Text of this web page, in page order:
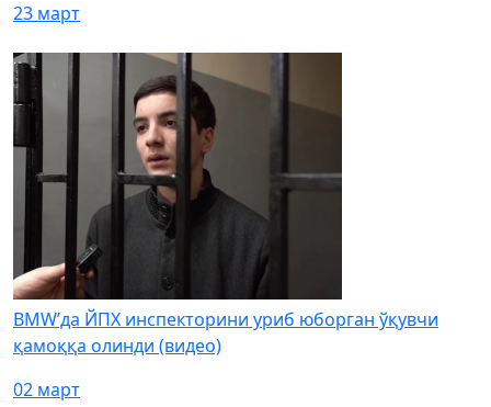
23 март
BMW’да ЙПХ инспекторини уриб юборган ўқувчи
қамоққа олинди (видео)
02 март